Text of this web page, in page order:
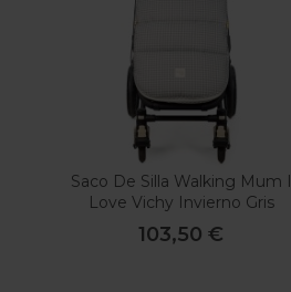
Saco De Silla Walking Mum I
Love Vichy Invierno Gris
103,50 €